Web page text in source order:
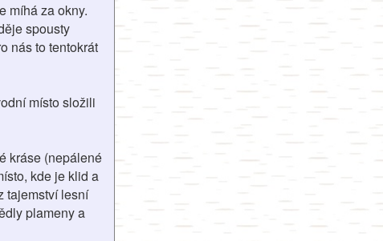
míhá za okny.
spousty
nás to tentokrát
místo složili
kráse (nepálené
kde je klid a
tajemství lesní
plameny a